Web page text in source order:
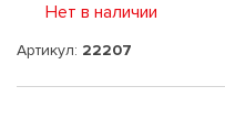
Нет в наличии
Артикул: 22207